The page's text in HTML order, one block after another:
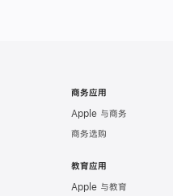
商务应用
Apple 与商务
商务选购
教育应用
Apple 与教育